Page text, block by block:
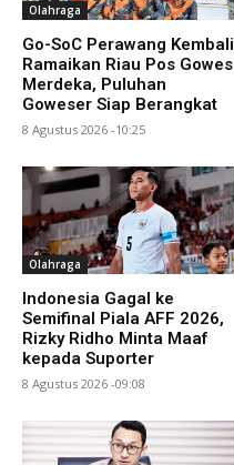
Olahraga
Go-SoC Perawang Kembali
Ramaikan Riau Pos Gowes
Merdeka, Puluhan
Goweser Siap Berangkat
8 Agustus 2026 -10:25
Olahraga
Indonesia Gagal ke
Semifinal Piala AFF 2026,
Rizky Ridho Minta Maaf
kepada Suporter
8 Agustus 2026 -09:08